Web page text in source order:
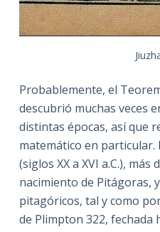
Probablemente, el
descubrió muchas veces
distintas épocas, así que
matemático en particular.
(siglos XX a XVI a.C.),
nacimiento de Pitágoras,
pitagóricos, tal y como
de Plimpton 322, fechada